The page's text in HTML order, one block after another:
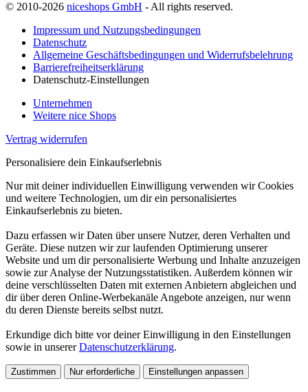
© 2010-2026 niceshops GmbH - All rights reserved.
Impressum und Nutzungsbedingungen
Datenschutz
Allgemeine Geschäftsbedingungen und Widerrufsbelehrung
Barrierefreiheitserklärung
Datenschutz-Einstellungen
Unternehmen
Weitere nice Shops
Vertrag widerrufen
Personalisiere dein Einkaufserlebnis
Nur mit deiner individuellen Einwilligung verwenden wir Cookies
und weitere Technologien, um dir ein personalisiertes
Einkaufserlebnis zu bieten.
Dazu erfassen wir Daten über unsere Nutzer, deren Verhalten und
Geräte. Diese nutzen wir zur laufenden Optimierung unserer
Website und um dir personalisierte Werbung und Inhalte anzuzeigen
sowie zur Analyse der Nutzungsstatistiken. Außerdem können wir
deine verschlüsselten Daten mit externen Anbietern abgleichen und
dir über deren Online-Werbekanäle Angebote anzeigen, nur wenn
du deren Dienste bereits selbst nutzt.
Erkundige dich bitte vor deiner Einwilligung in den Einstellungen
sowie in unsererDatenschutzerklärung.
Zustimmen Nur erforderliche Einstellungen anpassen